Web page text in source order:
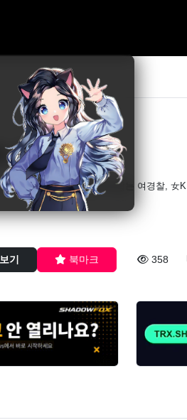
女K 19
내키는 대로 범인들을 때려잡는 여경찰, 女K
기 북마크 358